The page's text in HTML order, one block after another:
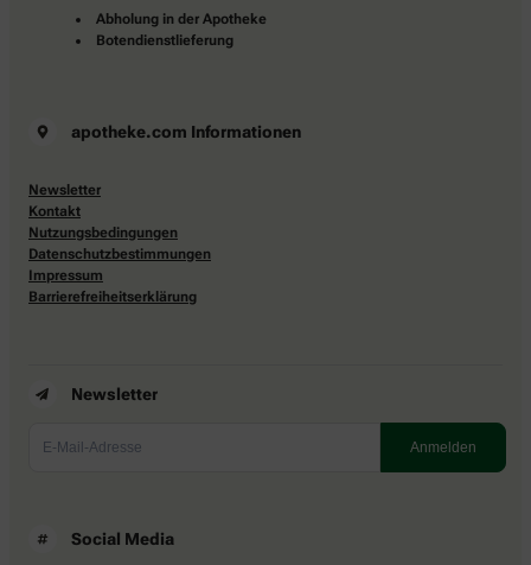
Abholung in der Apotheke
Botendienstlieferung
apotheke.com Informationen
Newsletter
Kontakt
Nutzungsbedingungen
Datenschutzbestimmungen
Impressum
Barrierefreiheitserklärung
Newsletter
Social Media